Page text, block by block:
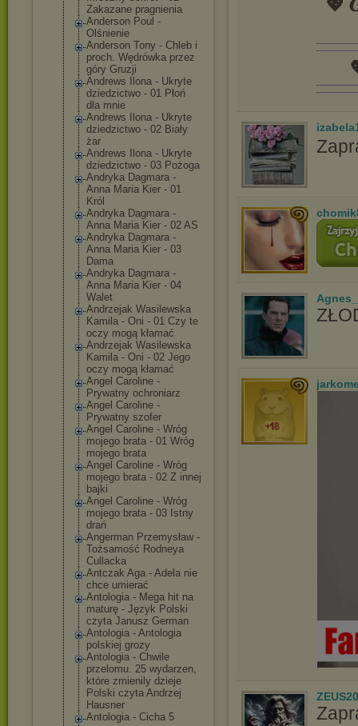
Zakazane pragnienia
Anderson Poul -
Olśnienie
Anderson Tony - Chleb i
proch. Wędrówka przez
góry Gruzji
Andrews Ilona - Ukryte
dziedzictwo - 01 Płoń
dla mnie
Andrews Ilona - Ukryte
dziedzictwo - 02 Biały
żar
Andrews Ilona - Ukryte
dziedzictwo - 03 Pożoga
Andryka Dagmara -
Anna Maria Kier - 01
Król
Andryka Dagmara -
Anna Maria Kier - 02 AS
Andryka Dagmara -
Anna Maria Kier - 03
Dama
Andryka Dagmara -
Anna Maria Kier - 04
Walet
Andrzejak Wasilewska
Kamila - Oni - 01 Czy te
oczy mogą kłamać
Andrzejak Wasilewska
Kamila - Oni - 02 Jego
oczy mogą kłamać
Angel Caroline -
Prywatny ochroniarz
Angel Caroline -
Prywatny szofer
Angel Caroline - Wróg
mojego brata - 01 Wróg
mojego brata
Angel Caroline - Wróg
mojego brata - 02 Z innej
bajki
Angel Caroline - Wróg
mojego brata - 03 Istny
drań
Angerman Przemysław -
Tożsamość Rodneya
Cullacka
Antczak Aga - Adela nie
chce umierać
Antologia - Mega hit na
maturę - Język Polski
czyta Janusz German
Antologia - Antologia
polskiej grozy
Antologia - Chwile
przelomu. 25 wydarzen,
które zmienily dzieje
Polski czyta Andrzej
Hausner
Antologia - Cicha 5
💖